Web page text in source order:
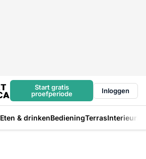
Start gratis
proefperiode
Inloggen
Eten & drinkenBedieningTerrasInterieur